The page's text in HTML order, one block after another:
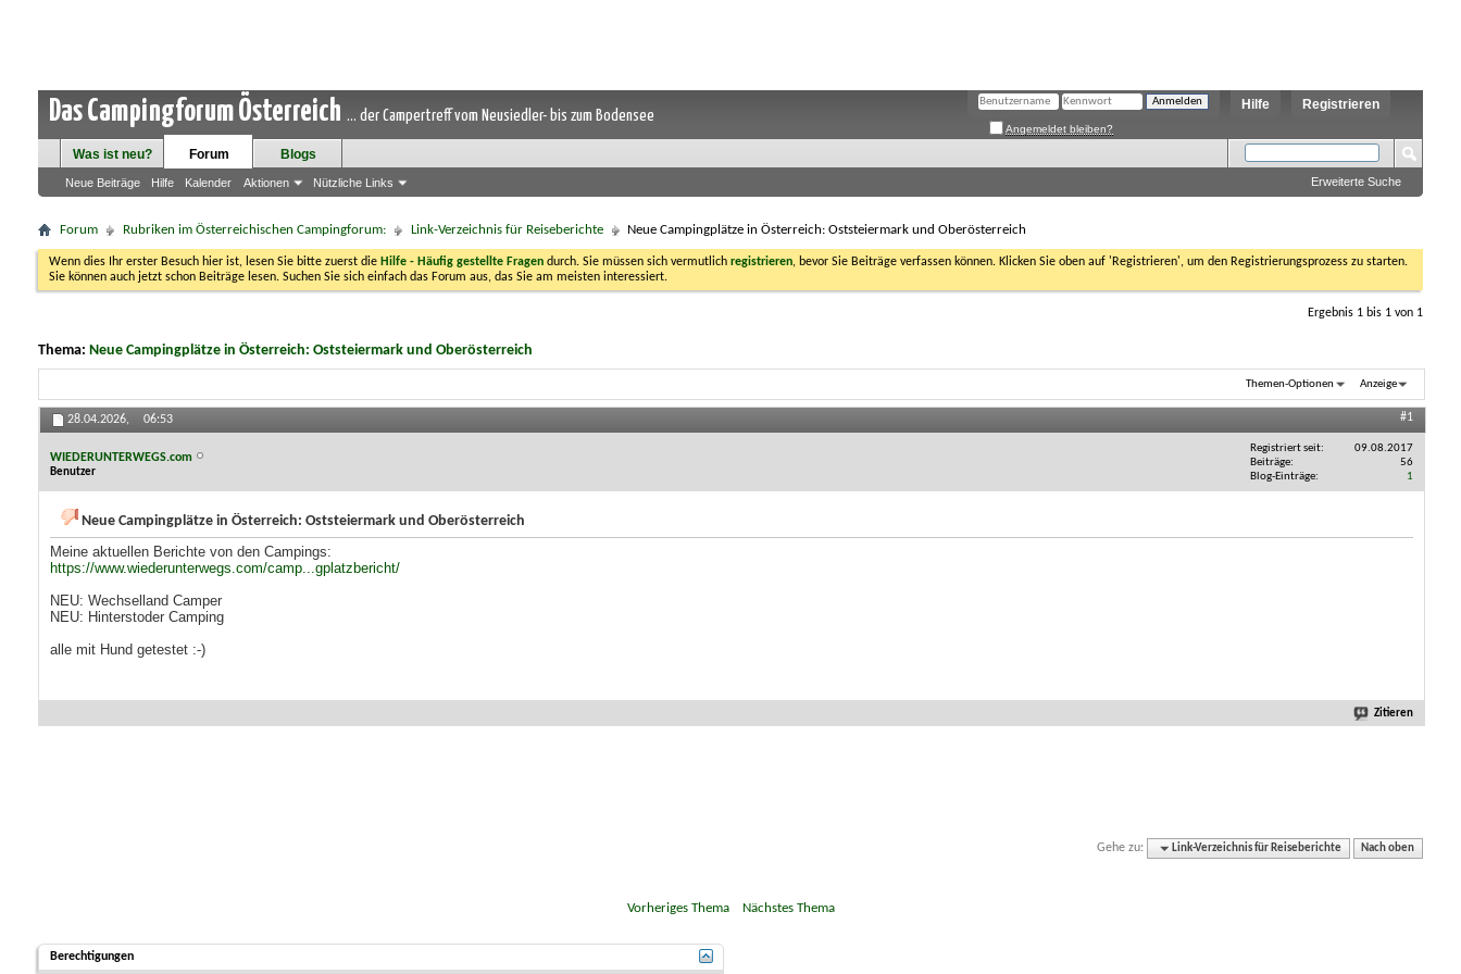
Das Campingforum Österreich ... der Campertreff vom Neusiedler- bis zum Bodensee
Registrieren
Hilfe
Angemeldet bleiben?
Was ist neu? Forum
Neue Beiträge Hilfe Kalender Aktionen Nützliche Links
Blogs
Erweiterte Suche
Forum Rubriken im Österreichischen Campingforum: Link-Verzeichnis für Reiseberichte Neue Campingplätze in Österreich: Oststeiermark und Oberösterreich
Wenn dies Ihr erster Besuch hier ist, lesen Sie bitte zuerst die Hilfe - Häufig gestellte Fragen durch. Sie müssen sich vermutlich registrieren, bevor Sie Beiträge verfassen können. Klicken Sie oben auf 'Registrieren', um den Registrierungsprozess zu starten.
Sie können auch jetzt schon Beiträge lesen. Suchen Sie sich einfach das Forum aus, das Sie am meisten interessiert.
Ergebnis 1 bis 1 von 1
Thema: Neue Campingplätze in Österreich: Oststeiermark und Oberösterreich
Themen-Optionen Anzeige
28.04.2026, 06:53 #1
WIEDERUNTERWEGS.com
Benutzer
Registriert seit
09.08.2017
Beiträge
56
Blog-Einträge
1
Neue Campingplätze in Österreich: Oststeiermark und Oberösterreich
Meine aktuellen Berichte von den Campings:
https://www.wiederunterwegs.com/camp...gplatzbericht/
NEU: Wechselland Camper
NEU: Hinterstoder Camping
alle mit Hund getestet :-)
Zitieren
Gehe zu: Link-Verzeichnis für Reiseberichte Nach oben
Vorheriges Thema| Nächstes Thema
Berechtigungen